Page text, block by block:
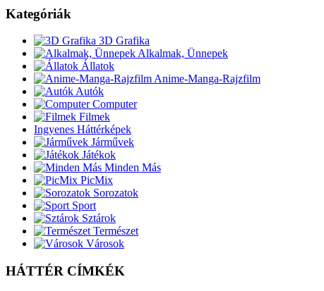
Kategóriák
3D Grafika
Alkalmak, Ünnepek
Állatok
Anime-Manga-Rajzfilm
Autók
Computer
Filmek
Ingyenes Háttérképek
Járművek
Játékok
Minden Más
PicMix
Sorozatok
Sport
Sztárok
Természet
Városok
HÁTTÉR CÍMKÉK